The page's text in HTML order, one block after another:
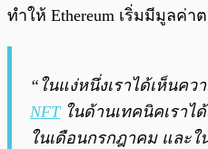
ทำให้ Ethereum เริ่มมีมูลค่
“ในแง่หนึ่งเราได้เห็นคว
NFTในด้านเทคนิคเราได้
ในเดือนกรกฎาคม และใ